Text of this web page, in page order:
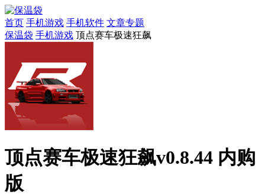
首页 手机游戏 手机软件 文章专题
保温袋 手机游戏 顶点赛车极速狂飙
顶点赛车极速狂飙v0.8.44 内购
版